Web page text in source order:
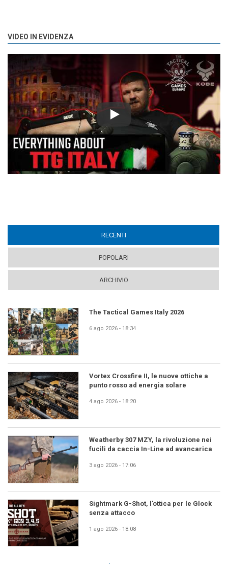
VIDEO IN EVIDENZA
Play
RECENTI
POPOLARI
ARCHIVIO
The Tactical Games Italy 2026
6 ago 2026 - 18:34
Vortex Crossfire II, le nuove ottiche a
punto rosso ad energia solare
4 ago 2026 - 18:20
Weatherby 307 MZY, la rivoluzione nei
fucili da caccia In-Line ad avancarica
3 ago 2026 - 17:06
Sightmark G-Shot, l'ottica per le Glock
senza attacco
1 ago 2026 - 18:08